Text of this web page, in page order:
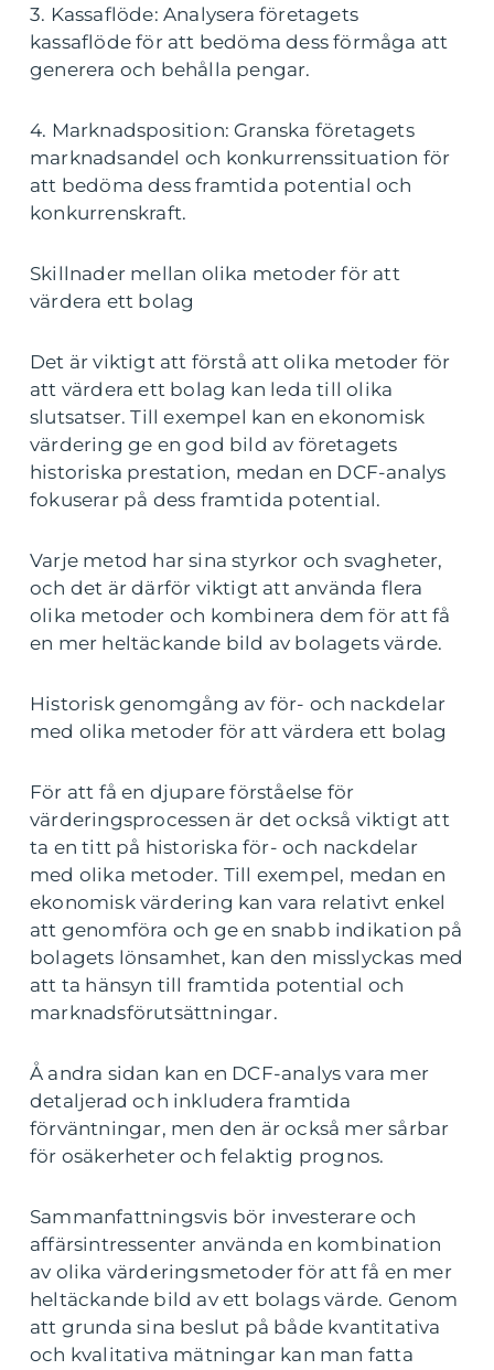
3. Kassaflöde: Analysera företagets
kassaflöde för att bedöma dess förmåga att
generera och behålla pengar.
4. Marknadsposition: Granska företagets
marknadsandel och konkurrenssituation för
att bedöma dess framtida potential och
konkurrenskraft.
Skillnader mellan olika metoder för att
värdera ett bolag
Det är viktigt att förstå att olika metoder för
att värdera ett bolag kan leda till olika
slutsatser. Till exempel kan en ekonomisk
värdering ge en god bild av företagets
historiska prestation, medan en DCF-analys
fokuserar på dess framtida potential.
Varje metod har sina styrkor och svagheter,
och det är därför viktigt att använda flera
olika metoder och kombinera dem för att få
en mer heltäckande bild av bolagets värde.
Historisk genomgång av för- och nackdelar
med olika metoder för att värdera ett bolag
För att få en djupare förståelse för
värderingsprocessen är det också viktigt att
ta en titt på historiska för- och nackdelar
med olika metoder. Till exempel, medan en
ekonomisk värdering kan vara relativt enkel
att genomföra och ge en snabb indikation på
bolagets lönsamhet, kan den misslyckas med
att ta hänsyn till framtida potential och
marknadsförutsättningar.
Å andra sidan kan en DCF-analys vara mer
detaljerad och inkludera framtida
förväntningar, men den är också mer sårbar
för osäkerheter och felaktig prognos.
Sammanfattningsvis bör investerare och
affärsintressenter använda en kombination
av olika värderingsmetoder för att få en mer
heltäckande bild av ett bolags värde. Genom
att grunda sina beslut på både kvantitativa
och kvalitativa mätningar kan man fatta